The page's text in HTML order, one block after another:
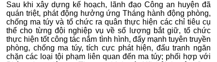
Sau khi xây dựng kế hoạch, lãnh đạo Công an huyện đã
quán triệt, phát động hưởng ứng Tháng hành động phòng,
chống ma túy và tổ chức ra quân thực hiện các chỉ tiêu cụ
thể cho từng đội nghiệp vụ về số lượng bắt giữ, tổ chức
thực hiện tốt công tác nắm tình hình, đẩy mạnh tuyên truyền
phòng, chống ma túy, tích cực phát hiện, đấu tranh ngăn
chặn các loại tội phạm liên quan đến ma túy; phối hợp với